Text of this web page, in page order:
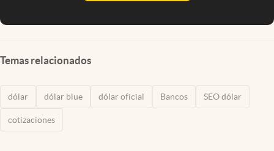
Temas relacionados
dólar dólar blue dólar oficial Bancos SEO dólar
cotizaciones